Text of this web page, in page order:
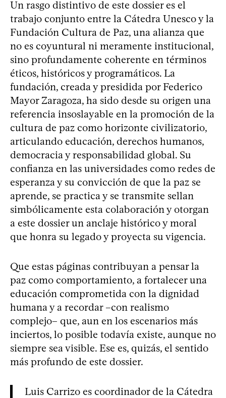
Un rasgo distintivo de este dossier es el
trabajo conjunto entre la Cátedra Unesco y la
Fundación Cultura de Paz, una alianza que
no es coyuntural ni meramente institucional,
sino profundamente coherente en términos
éticos, históricos y programáticos. La
fundación, creada y presidida por Federico
Mayor Zaragoza, ha sido desde su origen una
referencia insoslayable en la promoción de la
cultura de paz como horizonte civilizatorio,
articulando educación, derechos humanos,
democracia y responsabilidad global. Su
confianza en las universidades como redes de
esperanza y su convicción de que la paz se
aprende, se practica y se transmite sellan
simbólicamente esta colaboración y otorgan
a este dossier un anclaje histórico y moral
que honra su legado y proyecta su vigencia.
Que estas páginas contribuyan a pensar la
paz como comportamiento, a fortalecer una
educación comprometida con la dignidad
humana y a recordar –con realismo
complejo– que, aun en los escenarios más
inciertos, lo posible todavía existe, aunque no
siempre sea visible. Ese es, quizás, el sentido
más profundo de este dossier.
Luis Carrizo es coordinador de la Cátedra